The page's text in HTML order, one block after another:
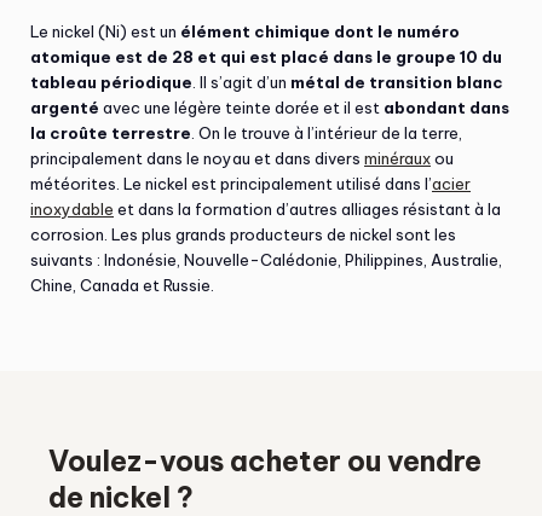
Le nickel (Ni) est un élément chimique dont le numéro
atomique est de 28 et qui est placé dans le groupe 10 du
tableau périodique . Il s’agit d’un métal de transition blanc
argenté avec une légère teinte dorée et il est abondant dans
la croûte terrestre . On le trouve à l’intérieur de la terre,
principalement dans le noyau et dans divers minérauxou
météorites. Le nickel est principalement utilisé dans l’acier
inoxydable et dans la formation d’autres alliages résistant à la
corrosion. Les plus grands producteurs de nickel sont les
suivants : Indonésie, Nouvelle-Calédonie, Philippines, Australie,
Chine, Canada et Russie.
Voulez-vous acheter ou vendre
de nickel ?